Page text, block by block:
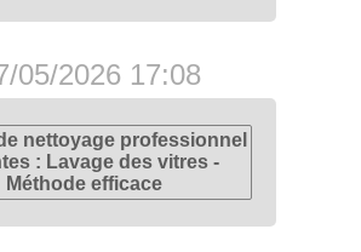
05/2026 17:08
nettoyage professionnel
: Lavage des vitres -
Méthode efficace